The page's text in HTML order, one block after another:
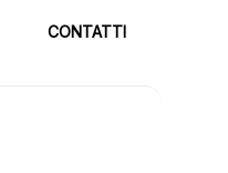
CONTATTI